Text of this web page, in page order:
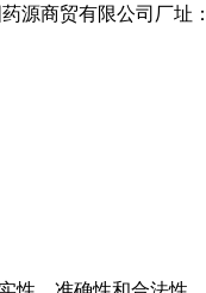
源商贸有限公司厂址